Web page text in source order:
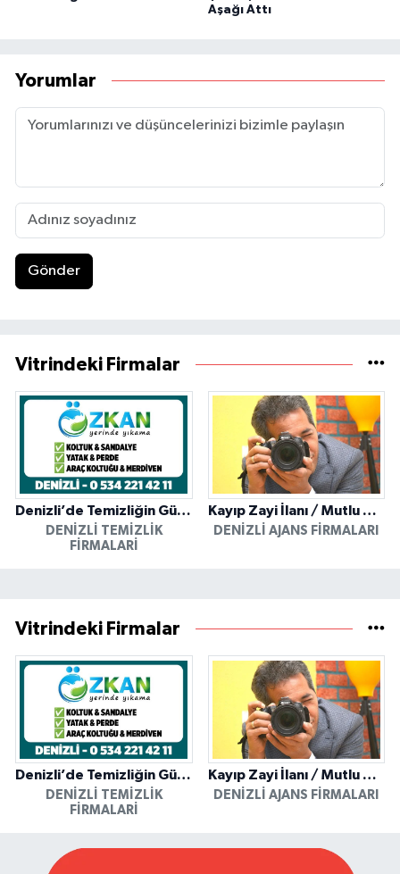
Aşağı Attı
Yorumlar
Gönder
Vitrindeki Firmalar
Denizli’de Temizliğin Güvenilir Adresi: Özkan Yerinde Yıkama
DENIZLI TEMIZLIK
FIRMALARI
Kayıp Zayi İlanı / Mutlu Ajans / Denizli
DENIZLI AJANS FIRMALARI
Vitrindeki Firmalar
Denizli’de Temizliğin Güvenilir Adresi: Özkan Yerinde Yıkama
DENIZLI TEMIZLIK
FIRMALARI
Kayıp Zayi İlanı / Mutlu Ajans / Denizli
DENIZLI AJANS FIRMALARI